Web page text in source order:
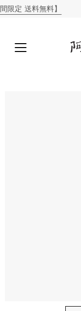
コ
ン
送料無料】